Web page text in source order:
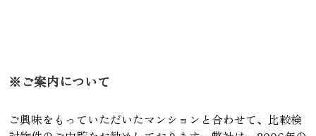
※ご案内について
ご興味をもっていただいたマンションと合わせて、比較検